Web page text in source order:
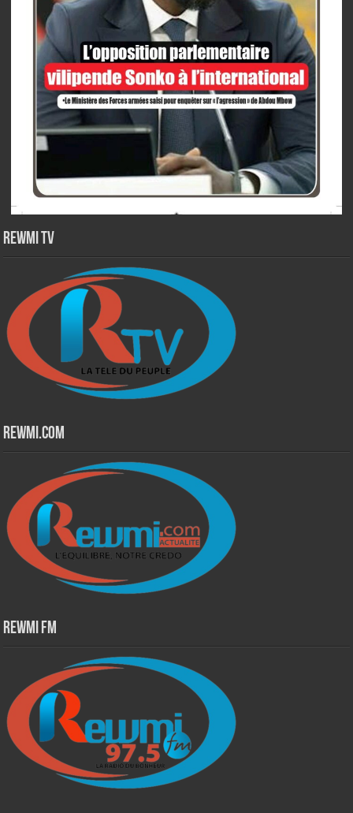
Rewmi TV
Rewmi.Com
Rewmi Fm